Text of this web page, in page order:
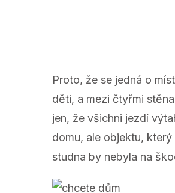
Proto, že se jedná o
děti, a mezi čtyřmi
jen, že všichni jezdí
domu, ale objektu,
studna by nebyla na